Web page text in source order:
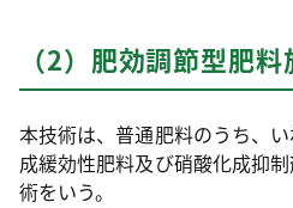
（2）肥効調節型肥
本技術は、普通肥料のうち、
成緩効性肥料及び硝酸化成抑
術をいう。